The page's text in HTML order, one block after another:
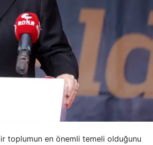
toplumun en önemli temeli olduğunu